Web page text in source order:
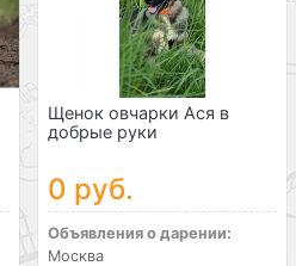
Щенок овчарки Ася в
добрые руки
0 руб.
Объявления о дарении:
Москва